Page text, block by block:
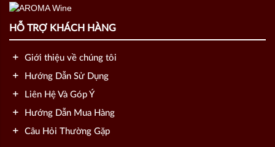
HỖ TRỢ KHÁCH HÀNG
Giới thiệu về chúng tôi
Hướng Dẫn Sử Dụng
Liên Hệ Và Góp Ý
Hướng Dẫn Mua Hàng
Câu Hỏi Thường Gặp